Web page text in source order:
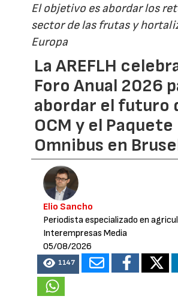
El objetivo es abordar los
sector de las frutas y
Europa
La AREFLH
Foro Anual 2026
abordar el futuro
OCM y el Paquete
Omnibus en
Elio Sancho
Periodista especializado en
Interempresas Media
05/08/2026
1147